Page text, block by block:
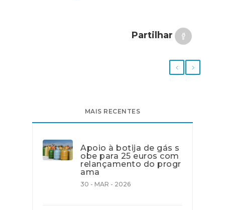
Partilhar
MAIS RECENTES
Apoio à botija de gás s
obe para 25 euros com
relançamento do progr
ama
30 - MAR - 2026